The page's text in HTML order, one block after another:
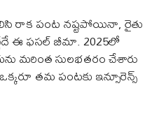
రాక పంట నష్టపోయినా, రైతు
ఈ ఫసల్ బీమా. 2025లో
మరింత సులభతరం చేశారు
తమ పంటకు ఇన్సూరెన్స్